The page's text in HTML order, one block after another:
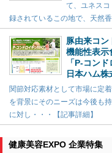
て、ユネス
録されているこの地で、天然
豚由来コン
機能性表示
「P-コン
日本ハム株
関節対応素材として市場に定
を背景にそのニーズは今後も
に対し・・・【記事詳細】
健康美容EXPO 企業特集